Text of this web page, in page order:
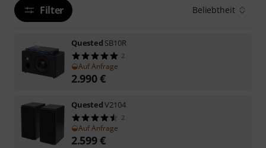
Filter Beliebtheit
Quested SB10R
2
Auf Anfrage
2.990€
QuestedV2104
2
Auf Anfrage
2.599€